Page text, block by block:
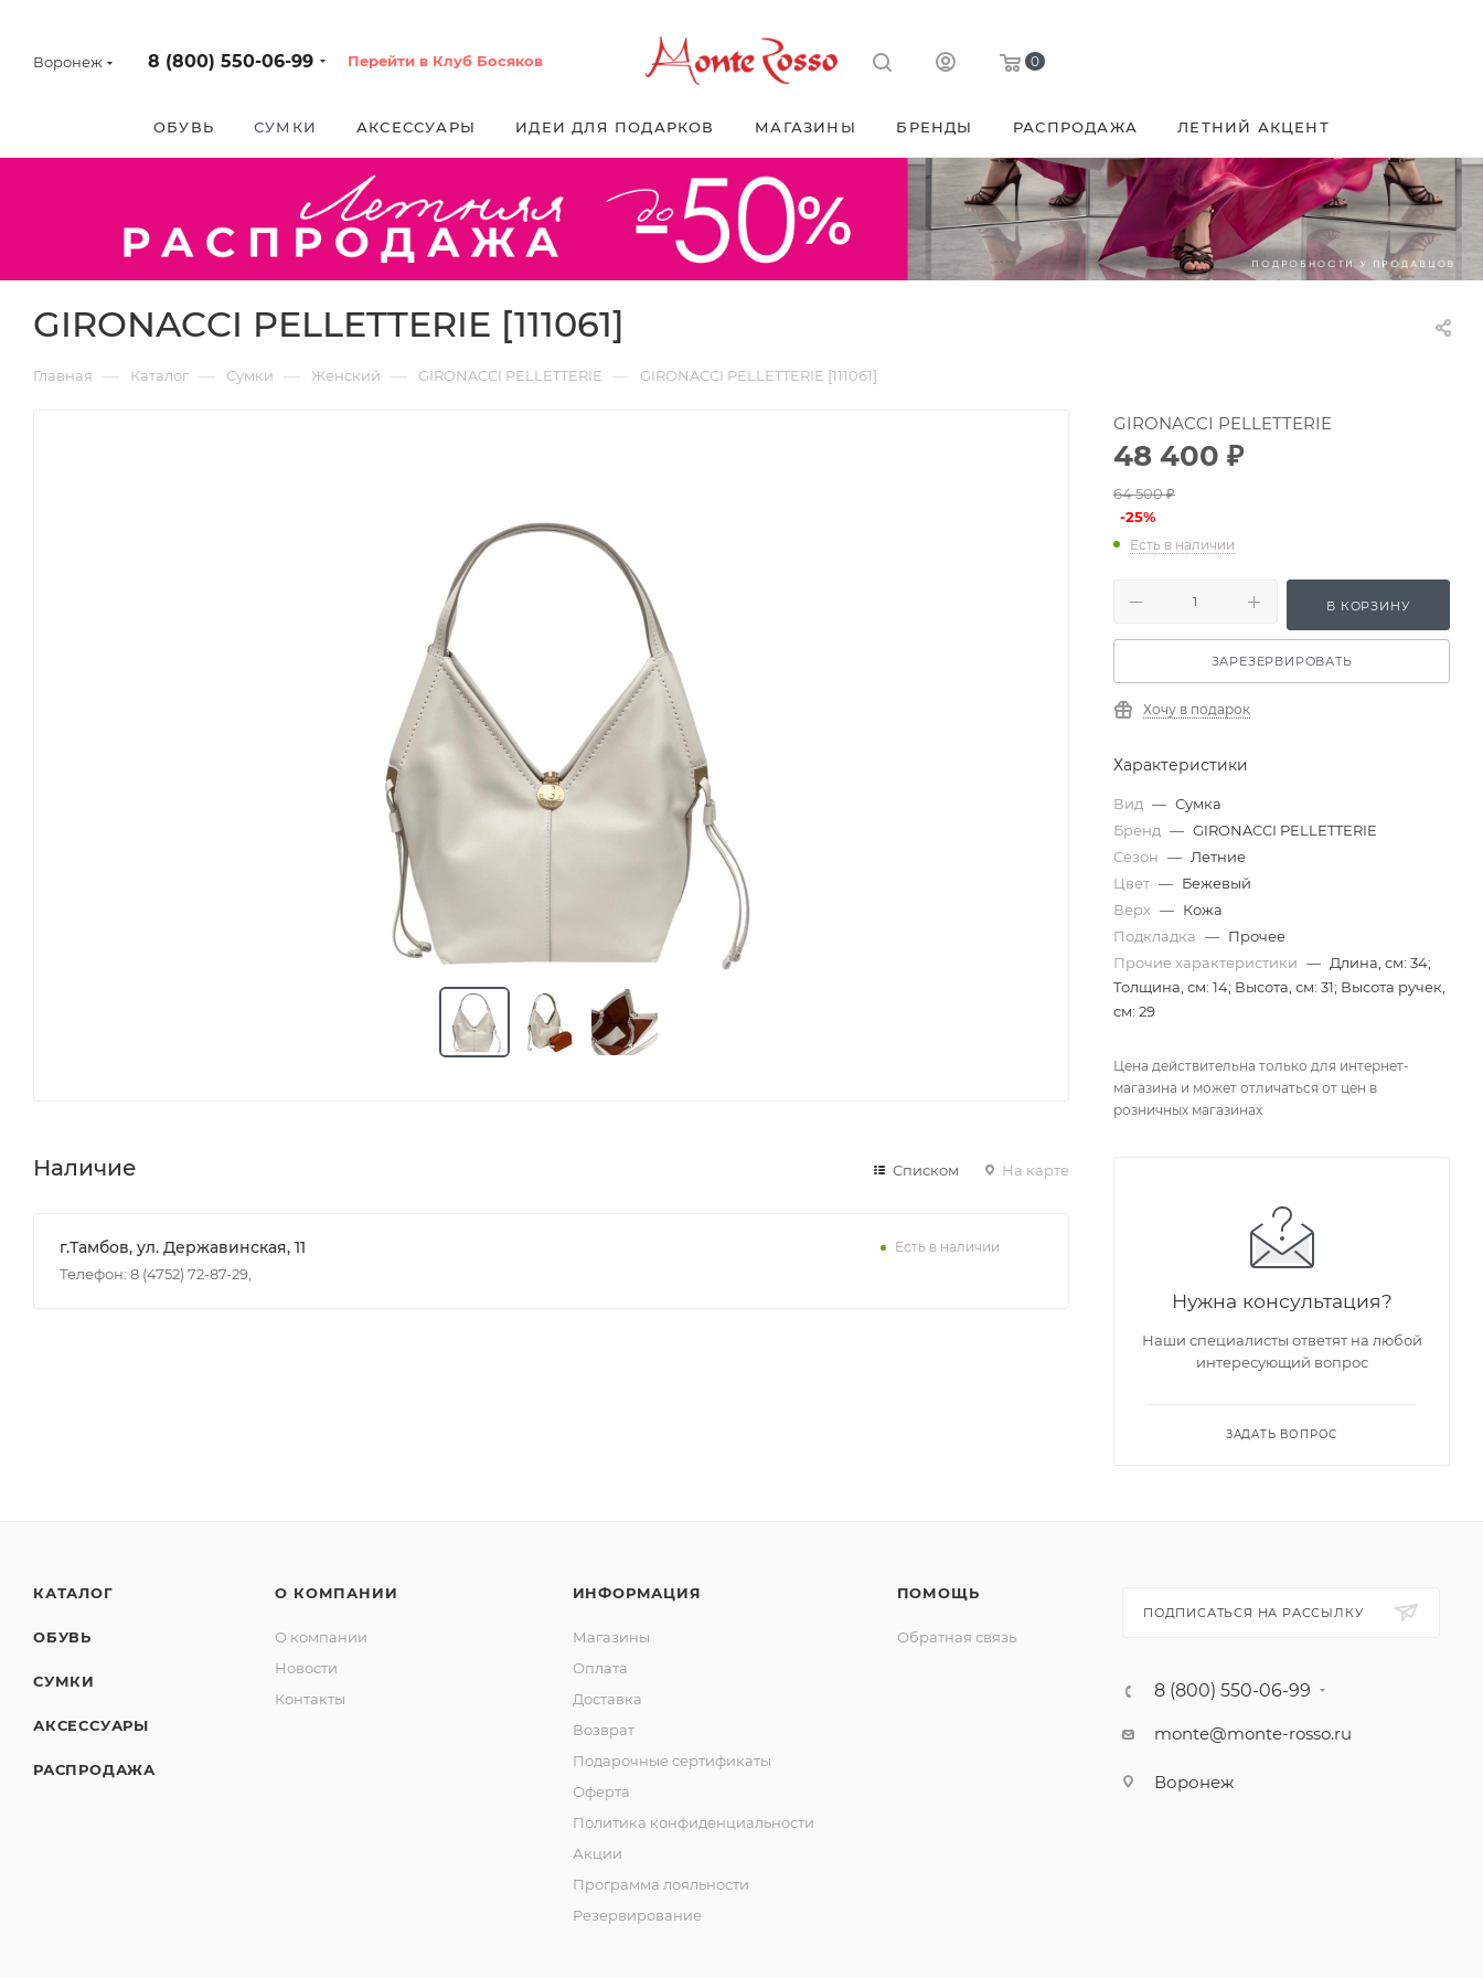
Воронеж 8 (800) 550-06-99 Перейти в Клуб Босяков 0
ОБУВЬ СУМКИ АКСЕССУАРЫ ИДЕИ ДЛЯ ПОДАРКОВ МАГАЗИНЫ БРЕНДЫ РАСПРОДАЖА ЛЕТНИЙ АКЦЕНТ
GIRONACCI PELLETTERIE [111061]
Главная — Каталог — Сумки — Женский — GIRONACCI PELLETTERIE — GIRONACCI PELLETTERIE [111061]
Наличие Списком На карте
г.Тамбов, ул. Державинская, 11
Телефон: 8 (4752) 72-87-29,
Есть в наличии
GIRONACCI PELLETTERIE
48 400 ₽
64 500₽
-25%
Есть в наличии
В КОРЗИНУ
ЗАРЕЗЕРВИРОВАТЬ
Хочу в подарок
Характеристики
Вид — Сумка
Бренд — GIRONACCI PELLETTERIE
Сезон — Летние
Цвет — Бежевый
Верх — Кожа
Подкладка — Прочее
Прочие характеристики — Длина, см: 34;
Толщина, см: 14; Высота, см: 31; Высота ручек,
см: 29
Цена действительна только для интернет-
магазина и может отличаться от цен в
розничных магазинах
Нужна консультация?
Наши специалисты ответят на любой
интересующий вопрос
ЗАДАТЬ ВОПРОС
КАТАЛОГ
ОБУВЬ
СУМКИ
АКСЕССУАРЫ
РАСПРОДАЖА
О КОМПАНИИ
О компании
Новости
Контакты
ИНФОРМАЦИЯ
Магазины
Оплата
Доставка
Возврат
Подарочные сертификаты
Оферта
Политика конфиденциальности
Акции
Программа лояльности
Резервирование
ПОМОЩЬ
Обратная связь
ПОДПИСАТЬСЯ НА РАССЫЛКУ
8 (800) 550-06-99
monte@monte-rosso.ru
Воронеж